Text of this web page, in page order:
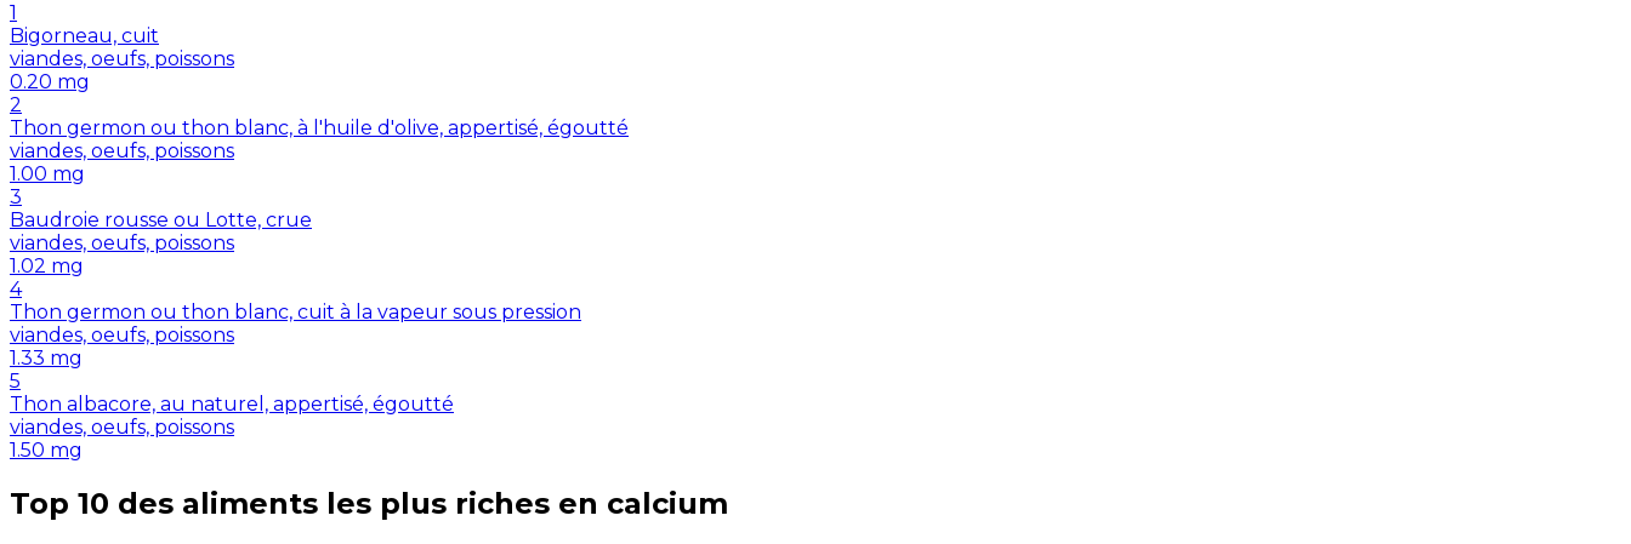
1
Bigorneau, cuit
viandes, oeufs, poissons
0.20 mg
2
Thon germon ou thon blanc, à l'huile d'olive, appertisé, égoutté
viandes, oeufs, poissons
1.00 mg
3
Baudroie rousse ou Lotte, crue
viandes, oeufs, poissons
1.02 mg
4
Thon germon ou thon blanc, cuit à la vapeur sous pression
viandes, oeufs, poissons
1.33 mg
5
Thon albacore, au naturel, appertisé, égoutté
viandes, oeufs, poissons
1.50 mg
Top 10 des aliments les plus riches en calcium